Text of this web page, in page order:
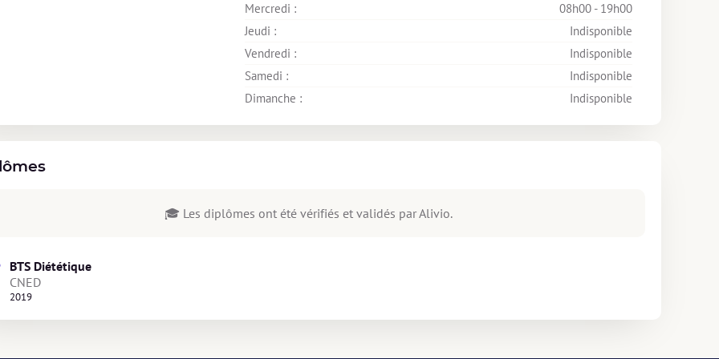
Mercredi :
08h00 - 19h00
Jeudi :
Indisponible
Vendredi :
Indisponible
Samedi :
Indisponible
Dimanche :
Indisponible
🎓 Les diplômes ont été vérifiés et validés par Alivio.
BTS Diététique
CNED
2019